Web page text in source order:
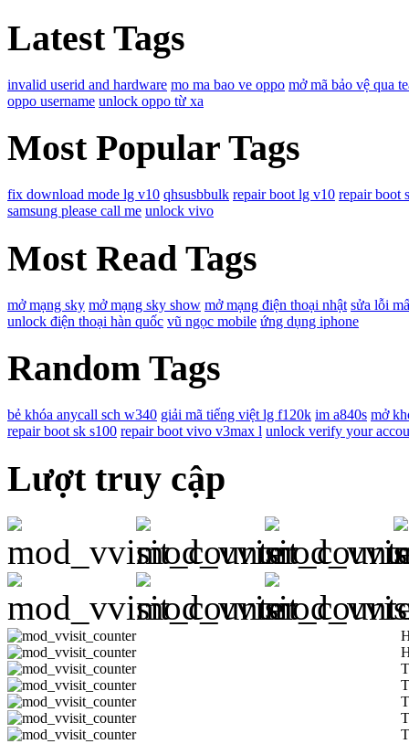
Latest Tags
invalid userid and hardware mo ma bao ve oppo mở mã bảo vệ qua
oppo username unlock oppo từ xa
Most Popular Tags
fix download mode lg v10 qhsusbbulk repair boot lg v10 repair boot
samsung please call me unlock vivo
Most Read Tags
mở mạng sky mở mạng sky show mở mạng điện thoại nhật sửa lỗi
unlock điện thoại hàn quốc vũ ngọc mobile ứng dụng iphone
Random Tags
bẻ khóa anycall sch w340 giải mã tiếng việt lg f120k im a840s mở
repair boot sk s100 repair boot vivo v3max l unlock verify your
Lượt truy cập